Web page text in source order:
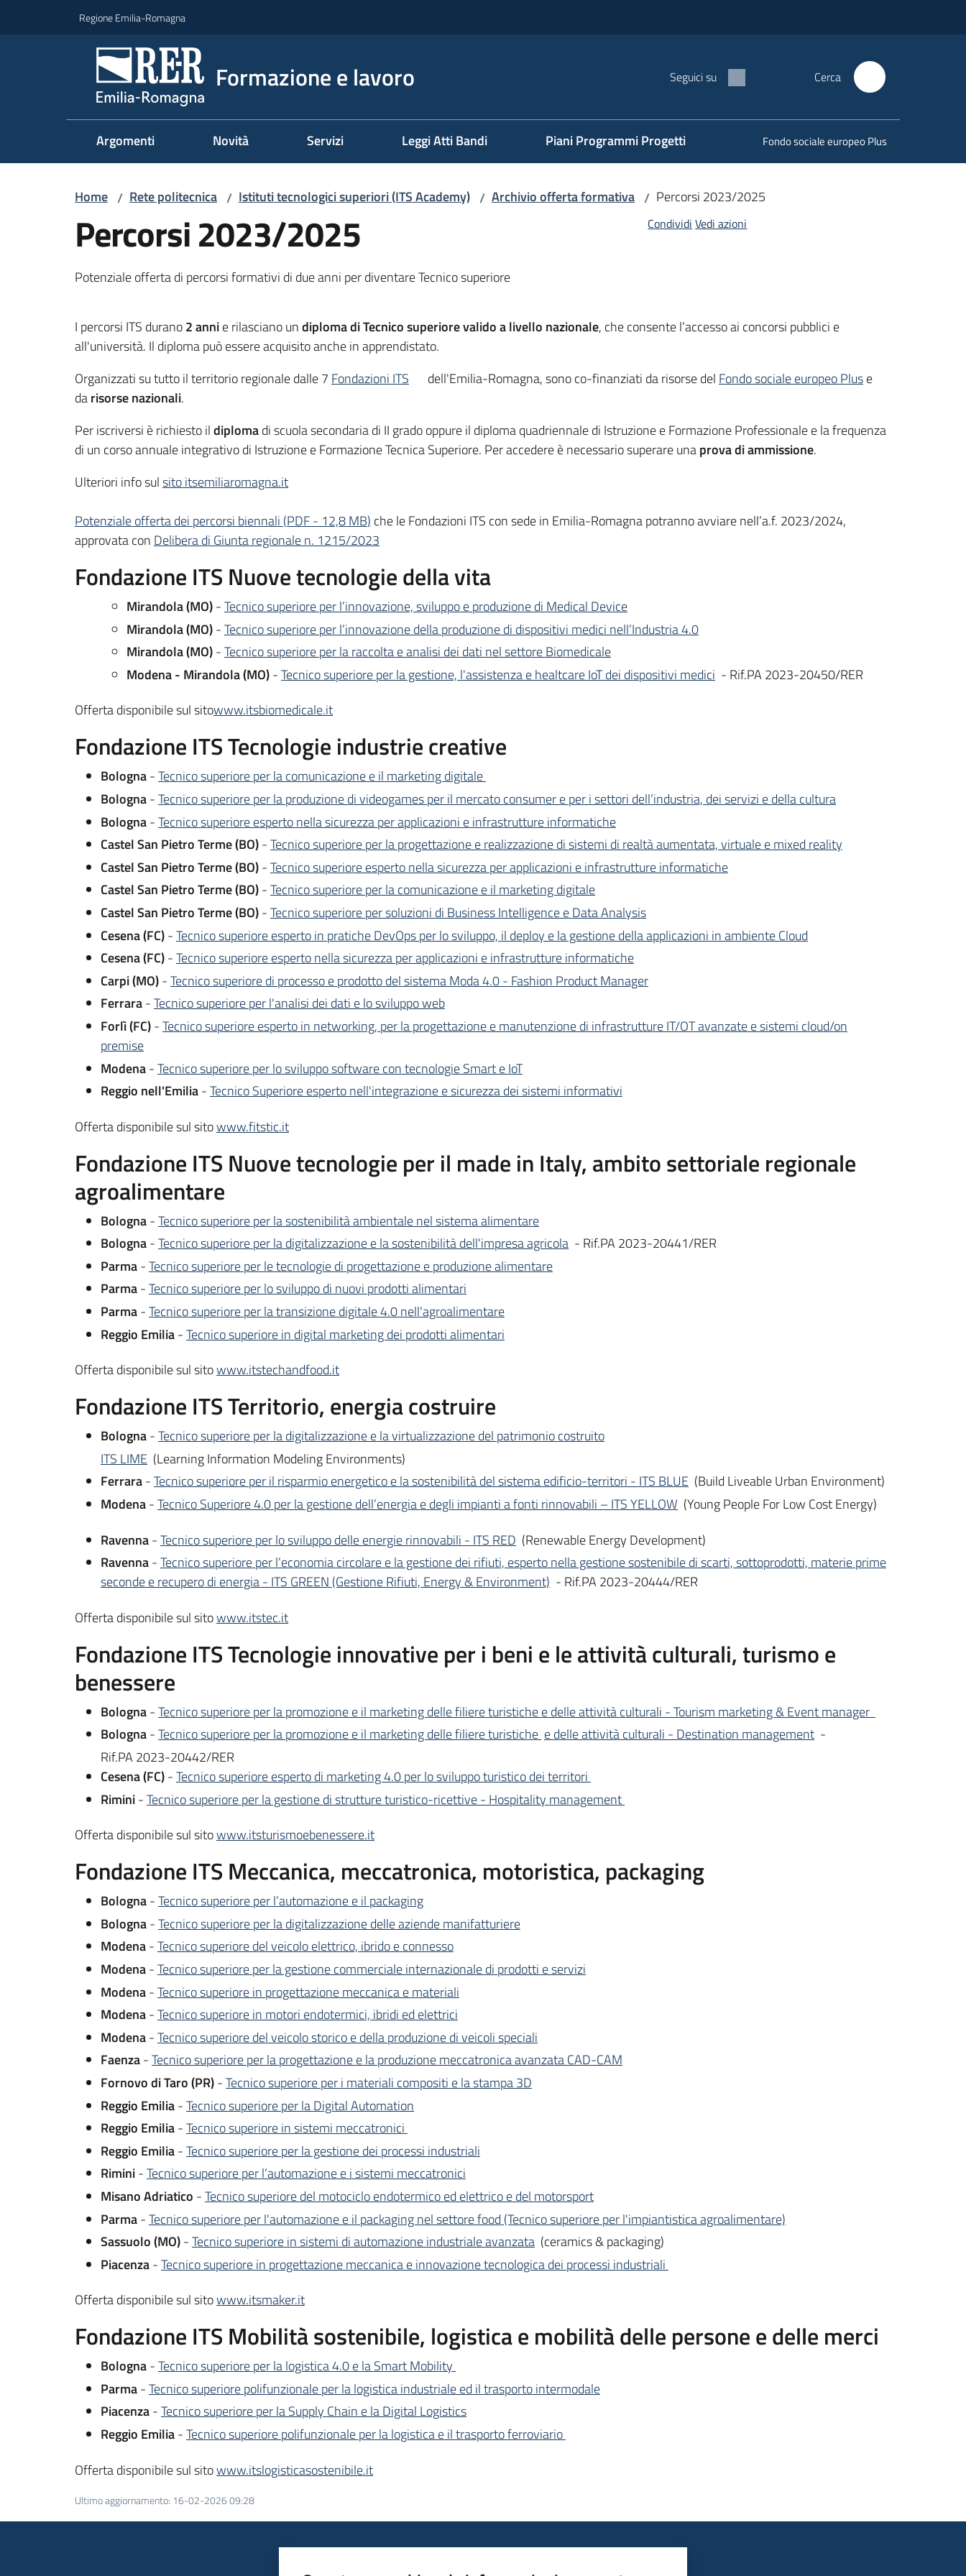
Regione Emilia-Romagna
Formazione e lavoro Seguici su Cerca
Argomenti Novità Servizi Leggi Atti Bandi Piani Programmi Progetti Fondo sociale europeo Plus
Home / Rete politecnica / Istituti tecnologici superiori (ITS Academy) / Archivio offerta formativa / Percorsi 2023/2025
Percorsi 2023/2025
Potenziale offerta di percorsi formativi di due anni per diventare Tecnico superiore
Condividi Vedi azioni
I percorsi ITS durano2 annie rilasciano undiploma di Tecnico superiore valido a livello nazionale, che consente l’accesso ai concorsi pubblici e
all'università. Il diploma può essere acquisito anche in apprendistato.
Organizzati su tutto il territorio regionale dalle 7 Fondazioni ITS dell'Emilia-Romagna, sono co-finanziati da risorse del Fondo sociale europeo Pluse
darisorse nazionali.
Per iscriversi è richiesto ildiplomadi scuola secondaria di II grado oppure il diploma quadriennale di Istruzione e Formazione Professionale e la frequenza
di un corso annuale integrativo di Istruzione e Formazione Tecnica Superiore. Per accedere è necessario superare unaprova di ammissione.
Ulteriori info sulsito itsemiliaromagna.it
Potenziale offerta dei percorsi biennali (PDF- 12,8 MB) che le Fondazioni ITS con sede in Emilia-Romagna potranno avviare nell’a.f. 2023/2024,
approvata con Delibera di Giunta regionale n. 1215/2023
Fondazione ITS Nuove tecnologie della vita
Mirandola (MO)-Tecnico superiore per l’innovazione, sviluppo e produzione di Medical Device
Mirandola (MO)-Tecnico superiore per l’innovazione della produzione di dispositivi medici nell’Industria 4.0
Mirandola (MO)-Tecnico superiore per la raccolta e analisi dei dati nel settore Biomedicale
Modena - Mirandola (MO)-Tecnico superiore per la gestione, l'assistenza e healtcare IoT dei dispositivi medici - Rif.PA 2023-20450/RER
Offerta disponibile sul sitowww.itsbiomedicale.it
Fondazione ITS Tecnologie industrie creative
Bologna-Tecnico superiore per la comunicazione e il marketing digitale
Bologna-Tecnico superiore per la produzione di videogames per il mercato consumer e per i settori dell’industria, dei servizi e della cultura
Bologna-Tecnico superiore esperto nella sicurezza per applicazioni e infrastrutture informatiche
Castel San Pietro Terme (BO)-Tecnico superiore per la progettazione e realizzazione di sistemi di realtà aumentata, virtuale e mixed reality
Castel San Pietro Terme (BO)-Tecnico superiore esperto nella sicurezza per applicazioni e infrastrutture informatiche
Castel San Pietro Terme (BO)-Tecnico superiore per la comunicazione e il marketing digitale
Castel San Pietro Terme (BO)-Tecnico superiore per soluzioni di Business Intelligence e Data Analysis
Cesena (FC)-Tecnico superiore esperto in pratiche DevOps per lo sviluppo, il deploy e la gestione della applicazioni in ambiente Cloud
Cesena (FC)-Tecnico superiore esperto nella sicurezza per applicazioni e infrastrutture informatiche
Carpi (MO)-Tecnico superiore di processo e prodotto del sistema Moda 4.0 - Fashion Product Manager
Ferrara-Tecnico superiore per l'analisi dei dati e lo sviluppo web
Forlì (FC)-Tecnico superiore esperto in networking, per la progettazione e manutenzione di infrastrutture IT/OT avanzate e sistemi cloud/on
premise
Modena-Tecnico superiore per lo sviluppo software con tecnologie Smart e IoT
Reggio nell'Emilia-Tecnico Superiore esperto nell'integrazione e sicurezza dei sistemi informativi
Offerta disponibile sul sitowww.fitstic.it
Fondazione ITS Nuove tecnologie per il made in Italy, ambito settoriale regionale
agroalimentare
Bologna-Tecnico superiore per la sostenibilità ambientale nel sistema alimentare
Bologna-Tecnico superiore per la digitalizzazione e la sostenibilità dell'impresa agricola - Rif.PA 2023-20441/RER
Parma-Tecnico superiore per le tecnologie di progettazione e produzione alimentare
Parma-Tecnico superiore per lo sviluppo di nuovi prodotti alimentari
Parma-Tecnico superiore per la transizione digitale 4.0 nell'agroalimentare
Reggio Emilia-Tecnico superiore in digital marketing dei prodotti alimentari
Offerta disponibile sul sitowww.itstechandfood.it
Fondazione ITS Territorio, energia costruire
Bologna-Tecnico superiore per la digitalizzazione e la virtualizzazione del patrimonio costruito
ITS LIME (Learning Information Modeling Environments)
Ferrara-Tecnico superiore per il risparmio energetico e la sostenibilità del sistema edificio-territori - ITS BLUE (Build Liveable Urban Environment)
Modena-Tecnico Superiore 4.0 per la gestione dell’energia e degli impianti a fonti rinnovabili – ITS YELLOW (Young People For Low Cost Energy)
Ravenna-Tecnico superiore per lo sviluppo delle energie rinnovabili - ITS RED (Renewable Energy Development)
Ravenna-Tecnico superiore per l’economia circolare e la gestione dei rifiuti, esperto nella gestione sostenibile di scarti, sottoprodotti, materie prime
seconde e recupero di energia - ITS GREEN (Gestione Rifiuti, Energy & Environment) - Rif.PA 2023-20444/RER
Offerta disponibile sul sitowww.itstec.it
Fondazione ITS Tecnologie innovative per i beni e le attività culturali, turismo e
benessere
Bologna-Tecnico superiore per la promozione e il marketing delle filiere turistiche e delle attività culturali - Tourism marketing & Event manager
Bologna-Tecnico superiore per la promozione e il marketing delle filiere turistichee delle attività culturali - Destination management -
Rif.PA 2023-20442/RER
Cesena (FC)-Tecnico superiore esperto di marketing 4.0 per lo sviluppo turistico dei territori
Rimini-Tecnico superiore per la gestione di strutture turistico-ricettive - Hospitality management
Offerta disponibile sul sitowww.itsturismoebenessere.it
Fondazione ITS Meccanica, meccatronica, motoristica, packaging
Bologna-Tecnico superiore per l’automazione e il packaging
Bologna-Tecnico superiore per la digitalizzazione delle aziende manifatturiere
Modena-Tecnico superiore del veicolo elettrico, ibrido e connesso
Modena-Tecnico superiore per la gestione commerciale internazionale di prodotti e servizi
Modena-Tecnico superiore in progettazione meccanica e materiali
Modena-Tecnico superiore in motori endotermici, ibridi ed elettrici
Modena-Tecnico superiore del veicolo storico e della produzione di veicoli speciali
Faenza-Tecnico superiore per la progettazione e la produzione meccatronica avanzata CAD-CAM
Fornovo di Taro (PR)-Tecnico superiore per i materiali compositi e la stampa 3D
Reggio Emilia-Tecnico superiore per la Digital Automation
Reggio Emilia-Tecnico superiore in sistemi meccatronici
Reggio Emilia-Tecnico superiore per la gestione dei processi industriali
Rimini-Tecnico superiore per l’automazione e i sistemi meccatronici
Misano Adriatico -Tecnico superiore del motociclo endotermico ed elettrico e del motorsport
Parma-Tecnico superiore per l'automazione e il packaging nel settore food (Tecnico superiore per l'impiantistica agroalimentare)
Sassuolo (MO)-Tecnico superiore in sistemi di automazione industriale avanzata (ceramics & packaging)
Piacenza-Tecnico superiore in progettazione meccanica e innovazione tecnologica dei processi industriali
Offerta disponibile sul sitowww.itsmaker.it
Fondazione ITS Mobilità sostenibile, logistica e mobilità delle persone e delle merci
Bologna-Tecnico superiore per la logistica 4.0 e la Smart Mobility
Parma-Tecnico superiore polifunzionale per la logistica industriale ed il trasporto intermodale
Piacenza-Tecnico superiore per la Supply Chain e la Digital Logistics
Reggio Emilia-Tecnico superiore polifunzionale per la logistica e il trasporto ferroviario
Offerta disponibile sul sitowww.itslogisticasostenibile.it
Ultimo aggiornamento: 16-02-2026 09:28